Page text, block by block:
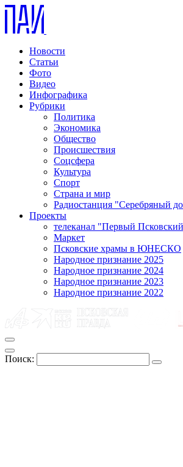
Новости
Статьи
Фото
Видео
Инфографика
Рубрики
Политика
Экономика
Общество
Происшествия
Соцсфера
Культура
Спорт
Страна и мир
Радиостанция "Серебряный
Проекты
телеканал "Первый
Маркет
Псковские храмы в ЮНЕСКО
Народное признание 2025
Народное признание 2024
Народное признание 2023
Народное признание 2022
Поиск: